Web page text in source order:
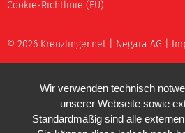
Cookie-Richtlinie (EU)
© 2026 Kreuzlinger.net | Negara AG
Wir verwenden technisch
unserer Webseite sowie
Standardmäßig sind alle